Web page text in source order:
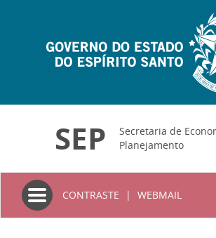
SEP
Secretaria de
Planejamento
Toggle
navigation
CONTRASTE | WEBMAIL